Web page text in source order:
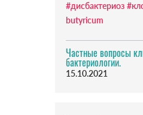
#дисбактериоз
butyricum
Частные вопросы
бактериологии.
15.10.2021